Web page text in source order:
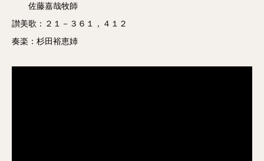
佐藤嘉哉牧師
讃美歌：２１－３６１，４１２
奏楽：杉田裕恵姉